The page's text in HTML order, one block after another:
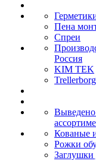
Пена
Спреи
Россия
KIM TEK
Trellerborg
Выведено
Кованые
Рожки
Заглушки